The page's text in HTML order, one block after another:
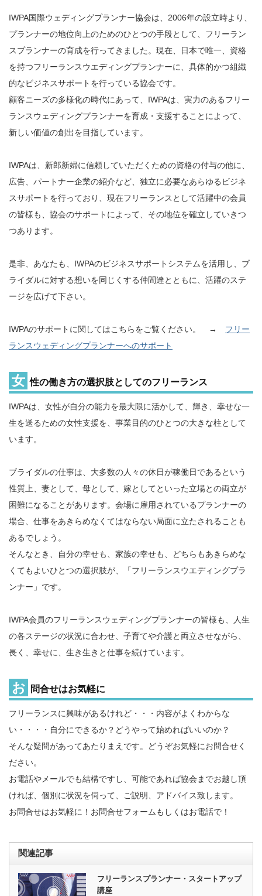
IWPA国際ウェディングプランナー協会は、2006年の設立時より、
プランナーの地位向上のためのひとつの手段として、フリーラン
スプランナーの育成を行ってきました。現在、日本で唯一、資格
を持つフリーランスウエディングプランナーに、具体的かつ組織
的なビジネスサポートを行っている協会です。
顧客ニーズの多様化の時代にあって、IWPAは、実力のあるフリー
ランスウェディングプランナーを育成・支援することによって、
新しい価値の創出を目指しています。
IWPAは、新郎新婦に信頼していただくための資格の付与の他に、
広告、パートナー企業の紹介など、独立に必要なあらゆるビジネ
スサポートを行っており、現在フリーランスとして活躍中の会員
の皆様も、協会のサポートによって、その地位を確立していきつ
つあります。
是非、あなたも、IWPAのビジネスサポートシステムを活用し、ブ
ライダルに対する想いを同じくする仲間達とともに、活躍のステ
ージを広げて下さい。
IWPAのサポートに関してはこちらをご覧ください。 → フリー
ランスウェディングプランナーへのサポート
女 性の働き方の選択肢としてのフリーランス
IWPAは、女性が自分の能力を最大限に活かして、輝き、幸せな一
生を送るための女性支援を、事業目的のひとつの大きな柱として
います。
ブライダルの仕事は、大多数の人々の休日が稼働日であるという
性質上、妻として、母として、嫁としてといった立場との両立が
困難になることがあります。会場に雇用されているプランナーの
場合、仕事をあきらめなくてはならない局面に立たされることも
あるでしょう。
そんなとき、自分の幸せも、家族の幸せも、どちらもあきらめな
くてもよいひとつの選択肢が、「フリーランスウエディングプラ
ンナー」です。
IWPA会員のフリーランスウェディングプランナーの皆様も、人生
の各ステージの状況に合わせ、子育てや介護と両立させながら、
長く、幸せに、生き生きと仕事を続けています。
お 問合せはお気軽に
フリーランスに興味があるけれど・・・内容がよくわからな
い・・・・自分にできるか？どうやって始めればいいのか？
そんな疑問があってあたりまえです。どうぞお気軽にお問合せく
ださい。
お電話やメールでも結構ですし、可能であれば協会までお越し頂
ければ、個別に状況を伺って、ご説明、アドバイス致します。
お問合せはお気軽に！お問合せフォームもしくはお電話で！
関連記事
フリーランスプランナー・スタートアップ
講座